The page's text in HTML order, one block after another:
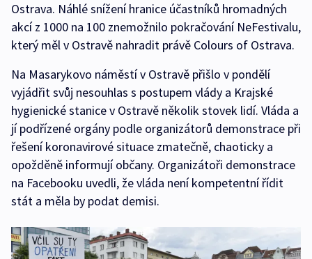
Ostrava. Náhlé snížení hranice účastníků hromadných
akcí z 1000 na 100 znemožnilo pokračování NeFestivalu,
který měl v Ostravě nahradit právě Colours of Ostrava.
Na Masarykovo náměstí v Ostravě přišlo v pondělí
vyjádřit svůj nesouhlas s postupem vlády a Krajské
hygienické stanice v Ostravě několik stovek lidí. Vláda a
jí podřízené orgány podle organizátorů demonstrace při
řešení koronavirové situace zmatečně, chaoticky a
opožděně informují občany. Organizátoři demonstrace
na Facebooku uvedli, že vláda není kompetentní řídit
stát a měla by podat demisi.